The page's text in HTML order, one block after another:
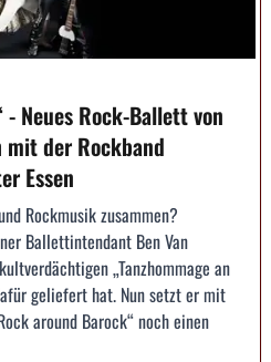
Neues Rock-Ballett von
mit der Rockband
Essen
Rockmusik zusammen?
Ballettintendant Ben Van
„Tanzhommage an
geliefert hat. Nun setzt er mit
around Barock“ noch einen